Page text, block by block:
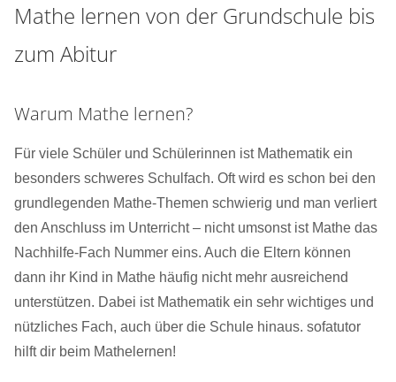
Mathe lernen von der Grundschule bis
zum Abitur
Warum Mathe lernen?
Für viele Schüler und Schülerinnen ist Mathematik ein
besonders schweres Schulfach. Oft wird es schon bei den
grundlegenden Mathe-Themen schwierig und man verliert
den Anschluss im Unterricht – nicht umsonst ist Mathe das
Nachhilfe-Fach Nummer eins. Auch die Eltern können
dann ihr Kind in Mathe häufig nicht mehr ausreichend
unterstützen. Dabei ist Mathematik ein sehr wichtiges und
nützliches Fach, auch über die Schule hinaus. sofatutor
hilft dir beim Mathelernen!